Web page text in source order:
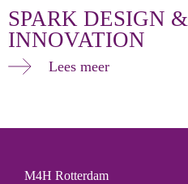
SPARK DESIGN &
INNOVATION
Lees meer
M4H Rotterdam